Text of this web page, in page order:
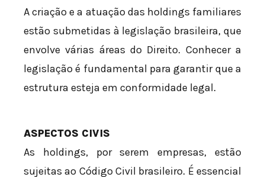
A criação e a atuação das holdings familiares
estão submetidas à legislação brasileira, que
envolve várias áreas do Direito. Conhecer a
legislação é fundamental para garantir que a
estrutura esteja em conformidade legal.
ASPECTOS CIVIS
As holdings, por serem empresas, estão
sujeitas ao Código Civil brasileiro. É essencial